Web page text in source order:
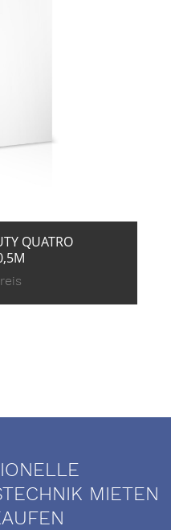
QUATRO
MIETEN